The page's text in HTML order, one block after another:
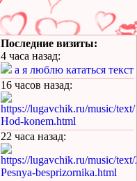
Последние визиты:
4 часа назад:
а я люблю кататься текст
16 часов назад:
https://lugavchik.ru/music/
Hod-konem.html
22 часа назад:
https://lugavchik.ru/music/
Pesnya-besprizornika.html